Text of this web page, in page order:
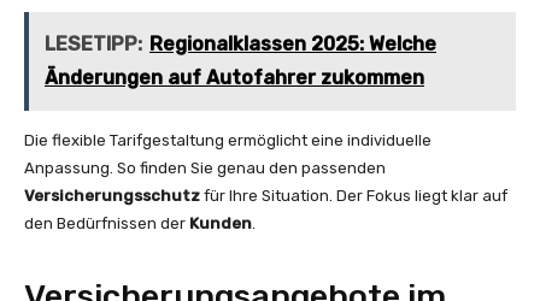
LESETIPP: Regionalklassen 2025: Welche
Änderungen auf Autofahrer zukommen
Die flexible Tarifgestaltung ermöglicht eine individuelle
Anpassung. So finden Sie genau den passenden
Versicherungsschutz für Ihre Situation. Der Fokus liegt klar auf
den Bedürfnissen der Kunden.